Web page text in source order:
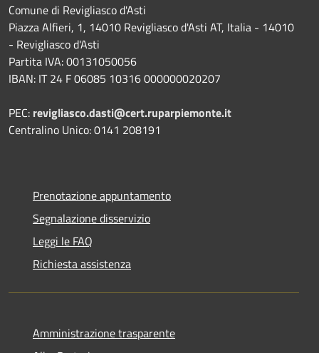
Comune di Revigliasco d'Asti
Piazza Alfieri, 1, 14010 Revigliasco d'Asti AT, Italia - 14010
- Revigliasco d'Asti
Partita IVA: 00131050056
IBAN: IT 24 F 06085 10316 000000020207
PEC: revigliasco.dasti@cert.ruparpiemonte.it
Centralino Unico: 0141 208191
Prenotazione appuntamento
Segnalazione disservizio
Leggi le FAQ
Richiesta assistenza
Amministrazione trasparente